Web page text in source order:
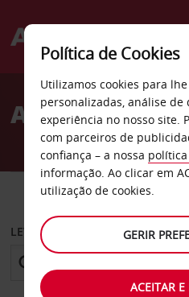
Welcome
AvisAluguer de
CARRO
LEVANTAR EM
Política de Cookies
Utilizamos cookies para
personalizadas, análise
experiência no nosso site.
com parceiros de
confiança – a nossa
informação. Ao clicar em
utilização de cookies.
GERIR
ACEITAR E